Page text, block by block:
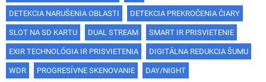
DETEKCIA NARUŠENIA OBLASTI DETEKCIA PREKROČENIA ČIARY
SLOT NA SD KARTU DUAL STREAM SMART IR PRISVIETENIE
EXIR TECHNOLÓGIA IR PRISVIETENIA DIGITÁLNA REDUKCIA ŠUMU
WDR PROGRESÍVNE SKENOVANIE DAY/NIGHT